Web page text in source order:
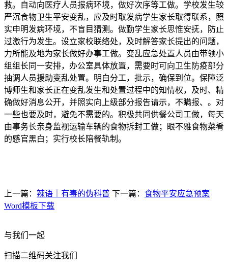
救。自动向医疗人员报病环境，做好次序等工做。学校发生较
严沉食物卫生平安变乱，应及时取发病学生家长取得联系，照
实申明发病环境，不盲目猜测。做勤学生家长思惟安抚，防止
过激行为发生。设立家校联络处，及时解答家长提出的问题，
力所能及地为家长做好办事工做。变乱应急处置人员由带领小
组组长同一安排，办公室具体放置，需要时可向卫生防疫部分
抽调人员援助变乱处置。明白分工，批示，确保到位。保障泛
博师生和家长正在变乱发生和处置过程中的知情权，及时、精
确做好消息公开，并照实向上级部分报告请示，不瞒报、。对
一些也要及时，避免不需要的。积极共同供餐公司工做，每天
由事务长亲身监视运输车辆的食物拆封工做；眼不雅食物菜肴
的感官黑白；实行校长陪餐轨制。
上一篇： 辣语｜有毒的伪科普 下一篇： 食物平安应急预案
Word模板下载
与我们一起
扫描二维码关注我们